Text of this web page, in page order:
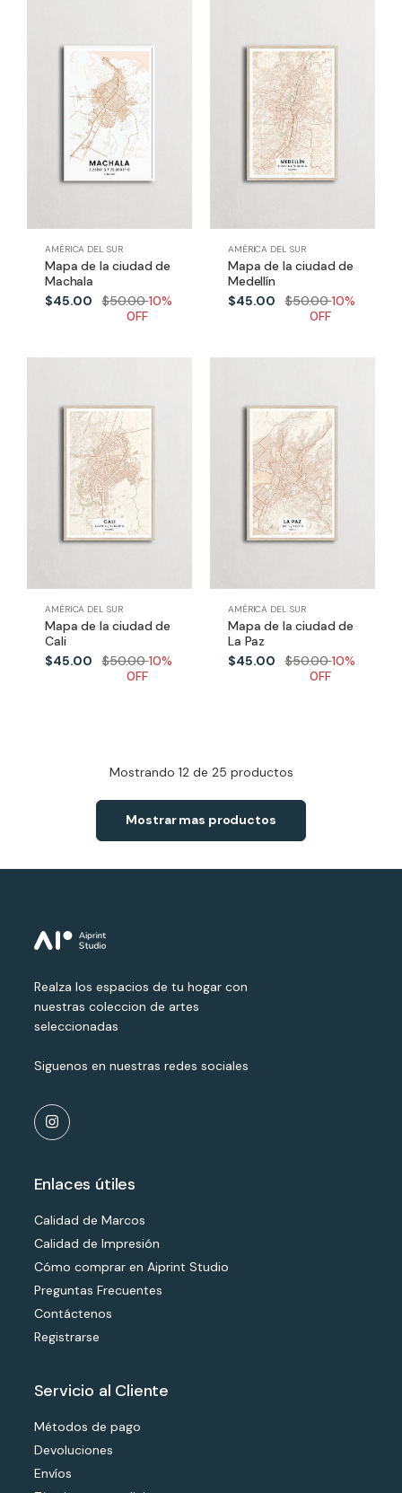
AMÉRICA DEL SUR
Mapa de la ciudad de
Machala
$45.00
$50.0010%
0FF
AMÉRICA DEL SUR
Mapa de la ciudad de
Medellín
$45.00
$50.0010%
0FF
AMÉRICA DEL SUR
Mapa de la ciudad de
Cali
$45.00
$50.0010%
0FF
AMÉRICA DEL SUR
Mapa de la ciudad de
La Paz
$45.00
$50.0010%
0FF
Mostrando 12de 25 productos
Mostrar mas productos
Realza los espacios de tu hogar con
nuestras coleccion de artes
seleccionadas
Siguenos en nuestras redes sociales
Enlaces útiles
Calidad de Marcos
Calidad de Impresión
Cómo comprar en Aiprint Studio
Preguntas Frecuentes
Contáctenos
Registrarse
Servicio al Cliente
Métodos de pago
Devoluciones
Envíos